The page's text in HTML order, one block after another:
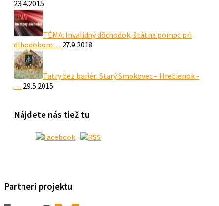
23.4.2015
TÉMA: Invalidný dôchodok, štátna pomoc pri
dlhodobom… 27.9.2018
Tatry bez bariér: Starý Smokovec – Hrebienok –
… 29.5.2015
Nájdete nás tiež tu
Partneri projektu